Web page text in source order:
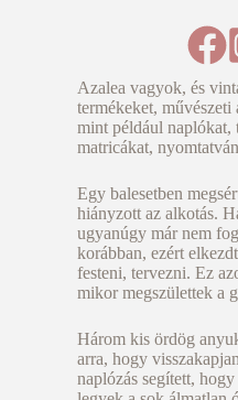
Azalea vagyok, és
termékeket,
mint például naplókat,
matricákat,
Egy balesetben
hiányzott az alkotás.
ugyanúgy már nem
korábban, ezért
festeni, tervezni. Ez
mikor megszülettek a
Három kis ördög
arra, hogy
naplózás segített,